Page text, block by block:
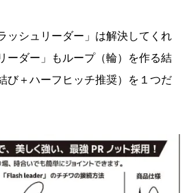
ッシュリーダー」は解決してくれ
ーダー」もループ（輪）を作る結
び＋ハーフヒッチ推奨）を１つだ